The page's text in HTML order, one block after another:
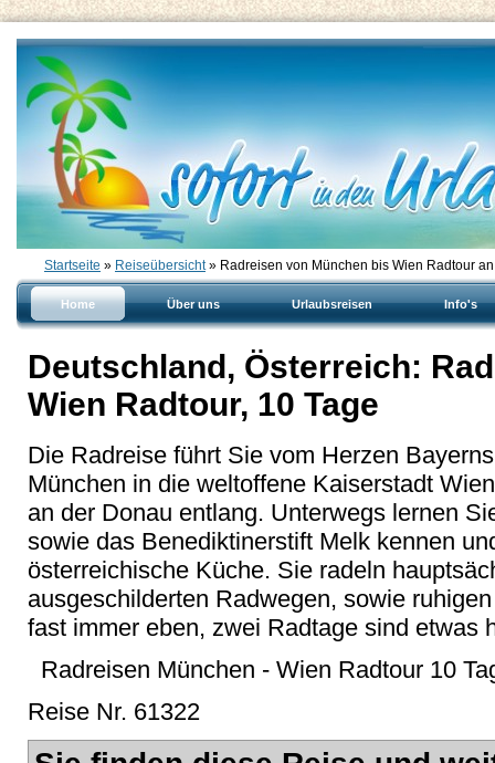
Startseite » Reiseübersicht» Radreisen von München bis Wien Radtour
Home Über uns Urlaubsreisen Info's
Deutschland, Österreich:
Wien Radtour, 10 Tage
Die Radreise führt Sie vom Herzen
München in die weltoffene Kaiserstadt
an der Donau entlang. Unterwegs lernen
sowie das Benediktinerstift Melk kennen
österreichische Küche. Sie radeln
ausgeschilderten Radwegen, sowie
fast immer eben, zwei Radtage sind etwas
Radreisen München - Wien Radtour 10
Reise Nr. 61322